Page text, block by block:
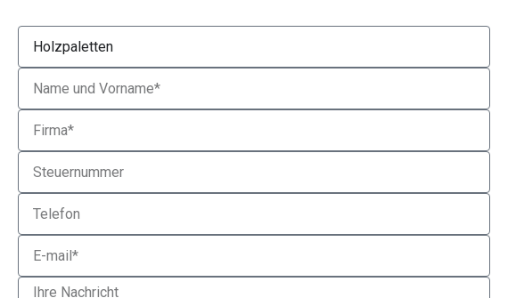
Product
Name
Company
VAT
Phone
Email
Message